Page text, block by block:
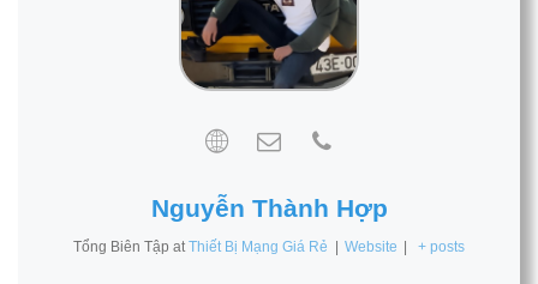
Nguyễn Thành Hợp
Tổng Biên Tập at Thiết Bị Mạng Giá Rẻ | Website | + posts